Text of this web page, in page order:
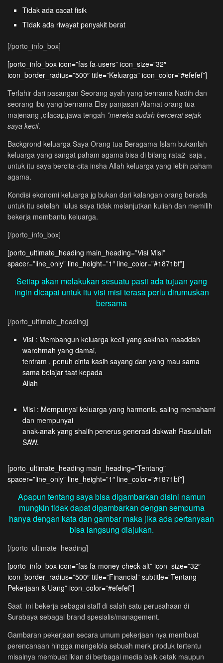
Tidak ada cacat fisik
TIdak ada riwayat penyakit berat
[/porto_info_box]
[porto_info_box icon=”fas fa-users” icon_size=”32″
icon_border_radius=”500″ title=”Keluarga” icon_color=”#efefef”]
Terlahir dari pasangan Seorang ayah yang bernama Nadih dan
seorang ibu yang bernama Elsy panjasari Alamat orang tua
majenang ,cilacap,jawa tengah *mereka sudah bercerai sejak
saya kecil.
Backgrond keluarga Saya Orang tua Beragama Islam bukanlah
keluarga yang sangat paham agama bisa di bilang rata2 saja ,
untuk itu saya bercita-cita insha Allah keluarga yang lebih paham
agama.
Kondisi ekonomi keluarga jg bukan dari kalangan orang berada
untuk itu setelah lulus saya tidak melanjutkan kuliah dan memilih
bekerja membantu keluarga.
[/porto_info_box]
[porto_ultimate_heading main_heading=”Visi Misi”
spacer=”line_only” line_height=”1″ line_color=”#1871bf”]
Setiap akan melakukan sesuatu pasti ada tujuan yang
ingin dicapai untuk itu visi misi terasa perlu dirumuskan
bersama
[/porto_ultimate_heading]
Visi : Membangun keluarga kecil yang sakinah maaddah
warohmah yang damai,
tentram , penuh cinta kasih sayang dan yang mau sama
sama belajar taat kepada
Allah
Misi : Mempunyai keluarga yang harmonis, saling memahami
dan mempunyai
anak-anak yang shalih penerus generasi dakwah Rasulullah
SAW.
[porto_ultimate_heading main_heading=”Tentang”
spacer=”line_only” line_height=”1″ line_color=”#1871bf”]
Apapun tentang saya bisa digambarkan disini namun
mungkin tidak dapat digambarkan dengan sempurna
hanya dengan kata dan gambar maka jika ada pertanyaan
bisa langsung diajukan.
[/porto_ultimate_heading]
[porto_info_box icon=”fas fa-money-check-alt” icon_size=”32″
icon_border_radius=”500″ title=”Financial” subtitle=”Tentang
Pekerjaan & Uang” icon_color=”#efefef”]
Saat ini bekerja sebagai staff di salah satu perusahaan di
Surabaya sebagai brand spesialis/management.
Gambaran pekerjaan secara umum pekerjaan nya membuat
perencanaan hingga mengelola sebuah merk produk tertentu
misalnya membuat iklan di berbagai media baik cetak maupun